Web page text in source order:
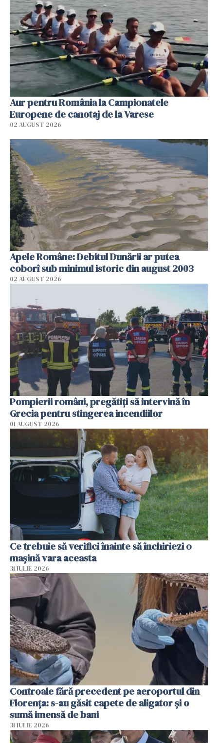
Aur pentru România la Campionatele
Europene de canotaj de la Varese
02 AUGUST 2026
Apele Române: Debitul Dunării ar putea
coborî sub minimul istoric din august 2003
02 AUGUST 2026
Pompierii români, pregătiţi să intervină în
Grecia pentru stingerea incendiilor
01 AUGUST 2026
Ce trebuie să verifici înainte să închiriezi o
mașină vara aceasta
31 IULIE 2026
Controale fără precedent pe aeroportul din
Florența: s-au găsit capete de aligator și o
sumă imensă de bani
31 IULIE 2026